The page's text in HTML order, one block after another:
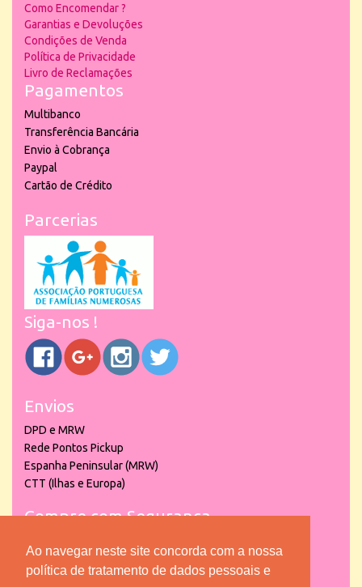
Ao navegar neste site concorda com a nossa
política de tratamento de dados pessoais e
Como Encomendar ?
Garantias e Devoluções
Condições de Venda
Política de Privacidade
Livro de Reclamações
Pagamentos
Multibanco
Transferência Bancária
Envio à Cobrança
Paypal
Cartão de Crédito
Parcerias
Siga-nos !
Envios
DPD e MRW
Rede Pontos Pickup
Espanha Peninsular (MRW)
CTT (Ilhas e Europa)
Compre com Segurança